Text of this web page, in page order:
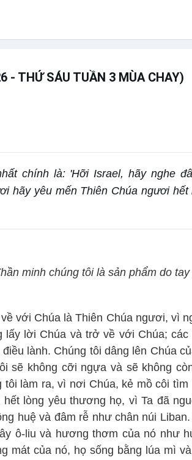
- THỨ SÁU TUẦN 3 MÙA CHAY)
chính là: 'Hỡi Israel, hãy nghe
hãy yêu mến Thiên Chúa ngươi
minh chúng tôi là sản phẩm do
với Chúa là Thiên Chúa ngươi, vì
lời Chúa và trở về với Chúa;
lành. Chúng tôi dâng lên Chúa
sẽ không cỡi ngựa và sẽ không
tôi làm ra, vì nơi Chúa, kẻ mồ côi
lòng yêu thương họ, vì Ta đã
huệ và đâm rễ như chân núi
ô-liu và hương thơm của nó như
mát của nó, họ sống bằng lúa mì